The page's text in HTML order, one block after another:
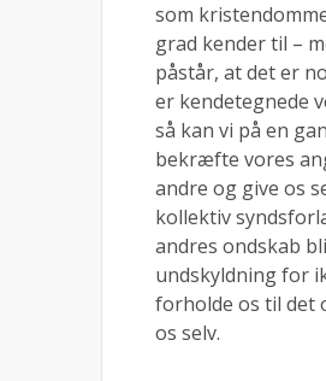
som
grad kender til –
påstår, at det er
er kendetegnede
så kan vi på en
bekræfte vores
andre og give os
kollektiv
andres ondskab
undskyldning for
forholde os til det
os selv.